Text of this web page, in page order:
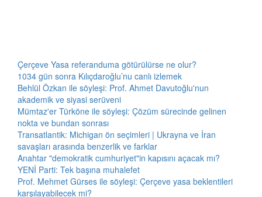
Çerçeve Yasa referanduma götürülürse ne olur?
1034 gün sonra Kılıçdaroğlu’nu canlı izlemek
Behlül Özkan ile söyleşi: Prof. Ahmet Davutoğlu'nun
akademik ve siyasi serüveni
Mümtaz'er Türköne ile söyleşi: Çözüm sürecinde gelinen
nokta ve bundan sonrası
Transatlantik: Michigan ön seçimleri | Ukrayna ve İran
savaşları arasında benzerlik ve farklar
Anahtar "demokratik cumhuriyet"in kapısını açacak mı?
YENİ Parti: Tek başına muhalefet
Prof. Mehmet Gürses ile söyleşi: Çerçeve yasa beklentileri
karşılayabilecek mi?